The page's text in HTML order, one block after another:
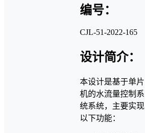
编号：
CJL-51-2022-165
设计简介：
本设计是基于单片
机的水流量控制系
统系统，主要实现
以下功能：